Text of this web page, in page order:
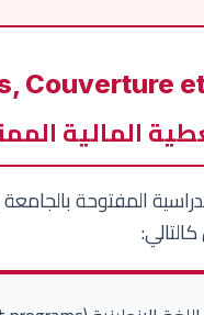
المالية
المفتوحة